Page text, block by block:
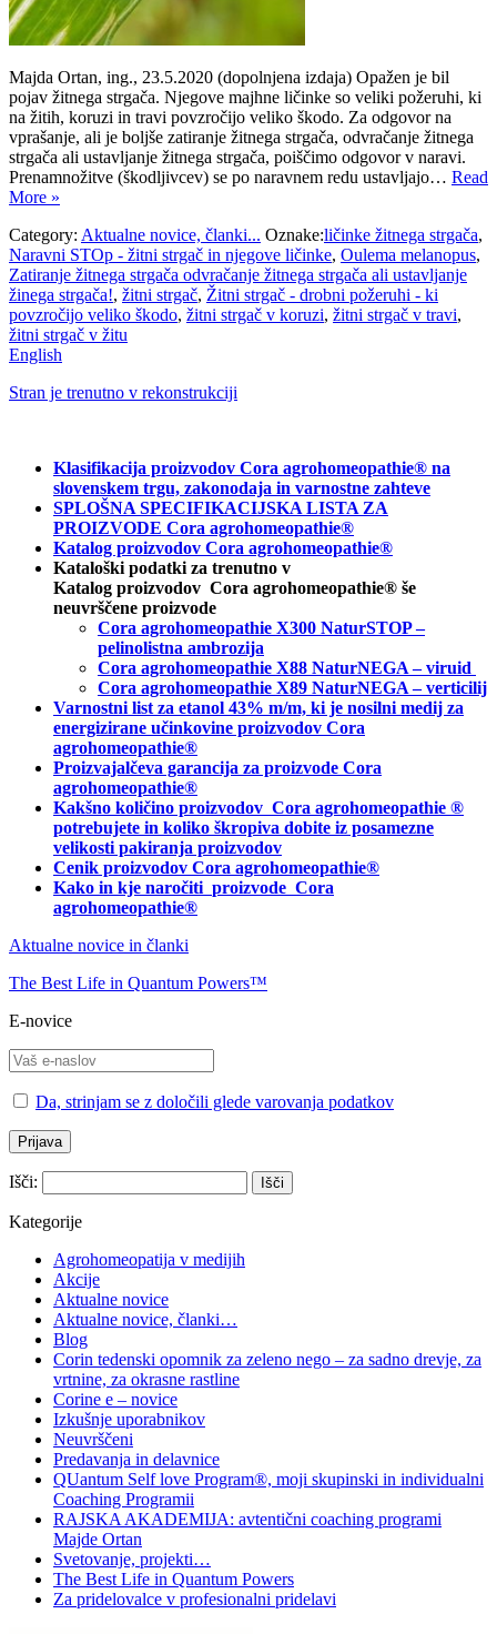
Majda Ortan, ing., 23.5.2020 (dopolnjena izdaja) Opažen je bil
pojav žitnega strgača. Njegove majhne ličinke so veliki požeruhi, ki
na žitih, koruzi in travi povzročijo veliko škodo. Za odgovor na
vprašanje, ali je boljše zatiranje žitnega strgača, odvračanje žitnega
strgača ali ustavljanje žitnega strgača, poiščimo odgovor v naravi.
Prenamnožitve (škodljivcev) se po naravnem redu ustavljajo… Read
More »
Category: Aktualne novice, članki... Oznake:ličinke žitnega strgača,
Naravni STOp - žitni strgač in njegove ličinke, Oulema melanopus,
Zatiranje žitnega strgača odvračanje žitnega strgača ali ustavljanje
žinega strgača!, žitni strgač, Žitni strgač - drobni požeruhi - ki
povzročijo veliko škodo, žitni strgač v koruzi, žitni strgač v travi,
žitni strgač v žitu
English
Stran je trenutno v rekonstrukciji
Klasifikacija proizvodov Cora agrohomeopathie® na
slovenskem trgu, zakonodaja in varnostne zahteve
SPLOŠNA SPECIFIKACIJSKA LISTA ZA
PROIZVODE Cora agrohomeopathie®
Katalog proizvodov Cora agrohomeopathie®
Kataloški podatki za trenutno v
Katalog proizvodov Cora agrohomeopathie® še
neuvrščene proizvode
Cora agrohomeopathie X300 NaturSTOP –
pelinolistna ambrozija
Cora agrohomeopathie X88 NaturNEGA – viruid
Cora agrohomeopathie X89 NaturNEGA – verticilij
Varnostni list za etanol 43% m/m, ki je nosilni medij za
energizirane učinkovine proizvodov Cora
agrohomeopathie®
Proizvajalčeva garancija za proizvode Cora
agrohomeopathie®
Kakšno količino proizvodov Cora agrohomeopathie ®
potrebujete in koliko škropiva dobite iz posamezne
velikosti pakiranja proizvodov
Cenik proizvodov Cora agrohomeopathie®
Kako in kje naročiti proizvode Cora
agrohomeopathie®
Aktualne novice in članki
The Best Life in Quantum Powers™
E-novice
Da, strinjam se z določili glede varovanja podatkov
Išči:
Kategorije
Agrohomeopatija v medijih
Akcije
Aktualne novice
Aktualne novice, članki…
Blog
Corin tedenski opomnik za zeleno nego – za sadno drevje, za
vrtnine, za okrasne rastline
Corine e – novice
Izkušnje uporabnikov
Neuvrščeni
Predavanja in delavnice
QUantum Self love Program®, moji skupinski in individualni
Coaching Programii
RAJSKA AKADEMIJA: avtentični coaching programi
Majde Ortan
Svetovanje, projekti…
The Best Life in Quantum Powers
Za pridelovalce v profesionalni pridelavi